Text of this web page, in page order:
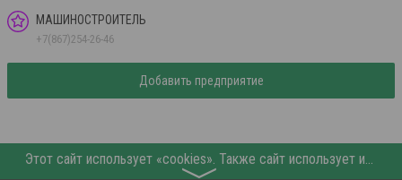
МАШИНОСТРОИТЕЛЬ
+7(867)254-26-46
Добавить предприятие
Этот сайт использует «cookies». Также сайт использует интернет-сервис для сбора технических данных касательно посетителей с целью получения маркетинговой и статистической информации. Условия обработки данных посетителей сайта см.
〉